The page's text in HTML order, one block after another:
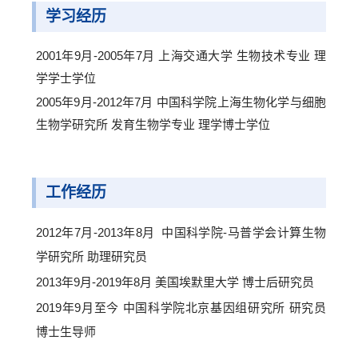
学习经历
2001年9月-2005年7月 上海交通大学 生物技术专业 理
学学士学位
2005年9月-2012年7月 中国科学院上海生物化学与细胞
生物学研究所 发育生物学专业 理学博士学位
工作经历
2012年7月-2013年8月 中国科学院-马普学会计算生物
学研究所 助理研究员
2013年9月-2019年8月 美国埃默里大学 博士后研究员
2019年9月至今 中国科学院北京基因组研究所 研究员
博士生导师